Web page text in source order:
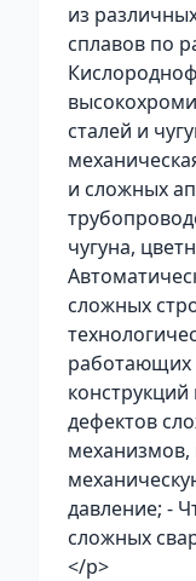
из
сплавов по
сталей и
и сложных
чугуна,
сложных
работающих
конструкций
дефектов
механизмов,
давление; -
сложных
</p>